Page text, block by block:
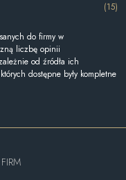
(15)
do firmy w
liczbę opinii
od źródła ich
dostępne były kompletne